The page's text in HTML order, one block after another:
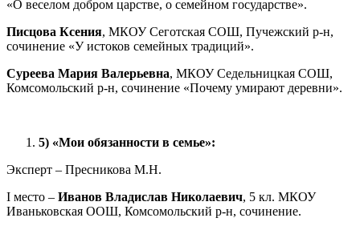
«О веселом добром царстве, о семейном государстве».
Писцова Ксения, МКОУ Сеготская СОШ, Пучежский р-н,
сочинение «У истоков семейных традиций».
Суреева Мария Валерьевна, МКОУ Седельницкая СОШ,
Комсомольский р-н, сочинение «Почему умирают деревни».
5) «Мои обязанности в семье»:
Эксперт – Пресникова М.Н.
I место – Иванов Владислав Николаевич, 5 кл. МКОУ
Иваньковская ООШ, Комсомольский р-н, сочинение.